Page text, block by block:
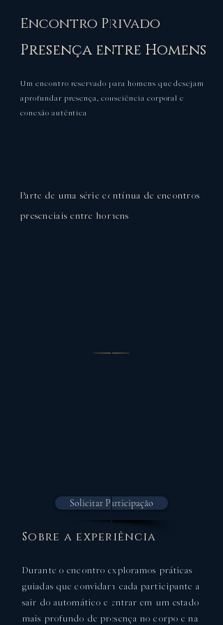
Encontro Privado
Presença entre Homens
Um encontro reservado para homens que desejam
aprofundar presença, consciência corporal e
conexão autêntica
Parte de uma série contínua de encontros
presenciais entre homens
Solicitar Participação
Sobre a experiência
Durante o encontro exploramos práticas
guiadas que convidam cada participante a
sair do automático e entrar em um estado
mais profundo de presença no corpo e na